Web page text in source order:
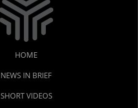
HOME
NEWS IN BRIEF
SHORT VIDEOS